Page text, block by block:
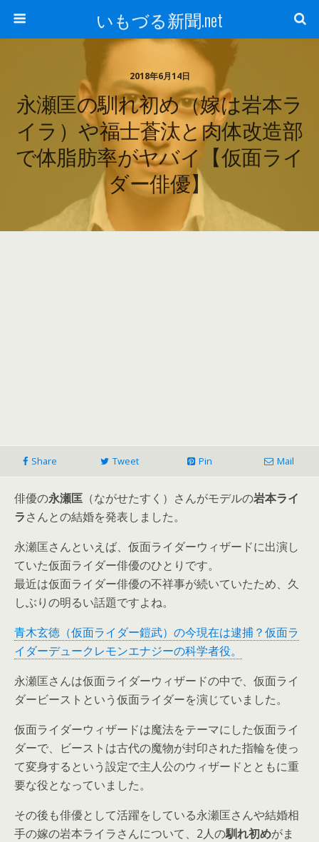
いもづる新聞.net
2018年6月14日
永瀬匡の馴れ初め（嫁は岩本ラ
イラ）や福士蒼汰と肉体改造部
で体脂肪率がヤバイ【仮面ライ
ダー俳優】
Share Tweet Pin Mail
俳優の永瀬匡 （ながせたすく）さんがモデルの岩本ライ
ラさんとの結婚を発表しました。
永瀬匡さんといえば、仮面ライダーウィザードに出演し
ていた仮面ライダー俳優のひとりです。
最近は仮面ライダー俳優の不祥事が続いていたため、久
しぶりの明るい話題ですよね。
青木玄徳（仮面ライダー鎧武）の今現在は逮捕？仮面ラ
イダーデュークレモンエナジーの科学者役。
永瀬匡さんは仮面ライダーウィザードの中で、仮面ライ
ダービーストという仮面ライダーを演じていました。
仮面ライダーウィザードは魔法をテーマにした仮面ライ
ダーで、ビーストは古代の魔物が封印された指輪を使っ
て変身するという設定で主人公のウィザードとともに重
要な役となっていました。
その後も俳優として活躍をしている永瀬匡さんや結婚相
手の嫁の岩本ライラさんについて、2人の馴れ初めがま